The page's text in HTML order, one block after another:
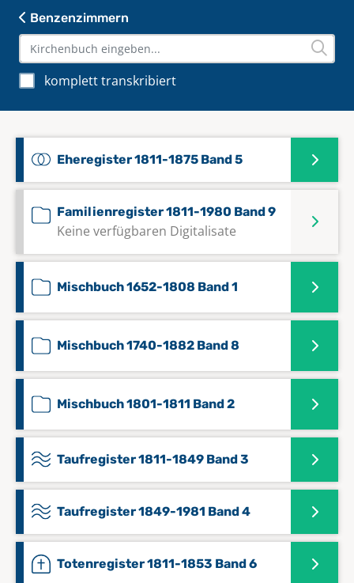
Benzenzimmern
komplett transkribiert
Eheregister 1811-1875 Band 5
Familienregister 1811-1980 Band 9
Keine verfügbaren Digitalisate
Mischbuch 1652-1808 Band 1
Mischbuch 1740-1882 Band 8
Mischbuch 1801-1811 Band 2
Taufregister 1811-1849 Band 3
Taufregister 1849-1981 Band 4
Totenregister 1811-1853 Band 6